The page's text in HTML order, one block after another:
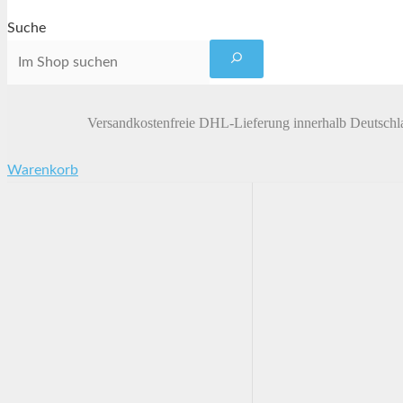
Suche
Versandkostenfreie DHL-Lieferung innerhalb
Warenkorb